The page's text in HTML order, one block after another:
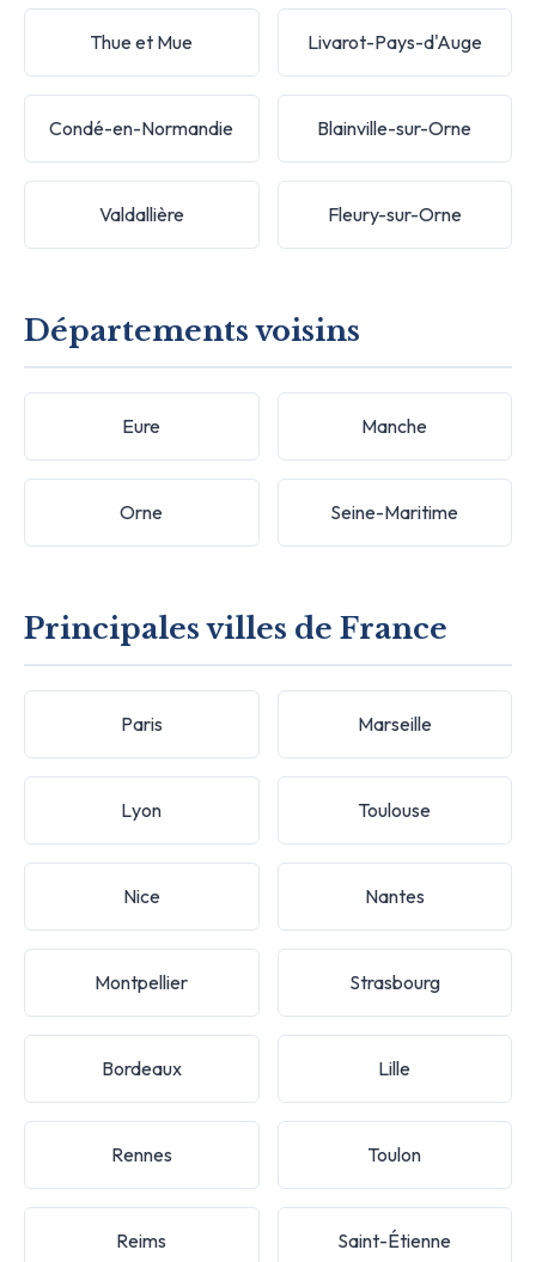
Thue et Mue Livarot-Pays-d'Auge
Condé-en-Normandie Blainville-sur-Orne
Valdallière Fleury-sur-Orne
Départements voisins
Eure Manche
Orne Seine-Maritime
Principales villes de France
Paris Marseille
Lyon Toulouse
Nice Nantes
Montpellier Strasbourg
Bordeaux Lille
Rennes Toulon
Reims Saint-Étienne